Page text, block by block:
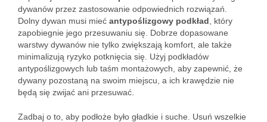
dywanów przez zastosowanie odpowiednich rozwiązań.
Dolny dywan musi mieć antypoślizgowy podkład , który
zapobiegnie jego przesuwaniu się. Dobrze dopasowane
warstwy dywanów nie tylko zwiększają komfort, ale także
minimalizują ryzyko potknięcia się. Użyj podkładów
antypoślizgowych lub taśm montażowych, aby zapewnić, że
dywany pozostaną na swoim miejscu, a ich krawędzie nie
będą się zwijać ani przesuwać.
Zadbaj o to, aby podłoże było gładkie i suche. Usuń wszelkie